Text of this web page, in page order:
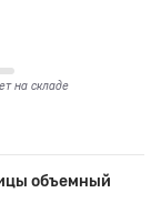
на складе
объемный